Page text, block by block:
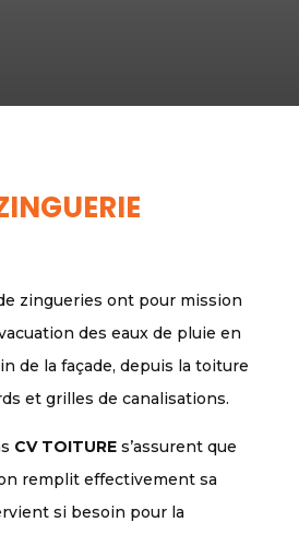
zingueries ont pour mission
des eaux de pluie en
de la façade, depuis la toiture
et grilles de canalisations.
CV TOITURE s’assurent que
remplit effectivement sa
si besoin pour la